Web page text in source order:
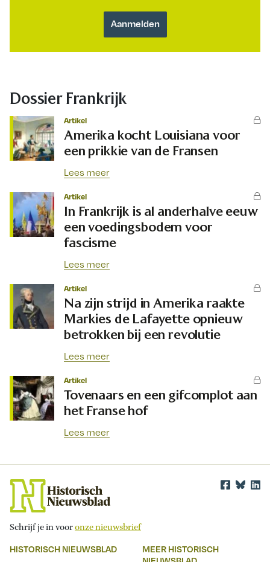
Dossier Frankrijk
Artikel
Amerika kocht Louisiana voor
een prikkie van de Fransen
Lees meer
Artikel
In Frankrijk is al anderhalve eeuw
een voedingsbodem voor
fascisme
Lees meer
Artikel
Na zijn strijd in Amerika raakte
Markies de Lafayette opnieuw
betrokken bij een revolutie
Lees meer
Artikel
Tovenaars en een gifcomplot aan
het Franse hof
Lees meer
Schrijf je in vooronze nieuwsbrief
HISTORISCH NIEUWSBLAD
MEER HISTORISCH